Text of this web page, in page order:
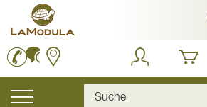
Inhalt
springen
Navigation